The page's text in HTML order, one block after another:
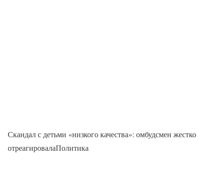
Скандал с детьми «низкого качества»: омбудсмен жестко
отреагировалаПолитика